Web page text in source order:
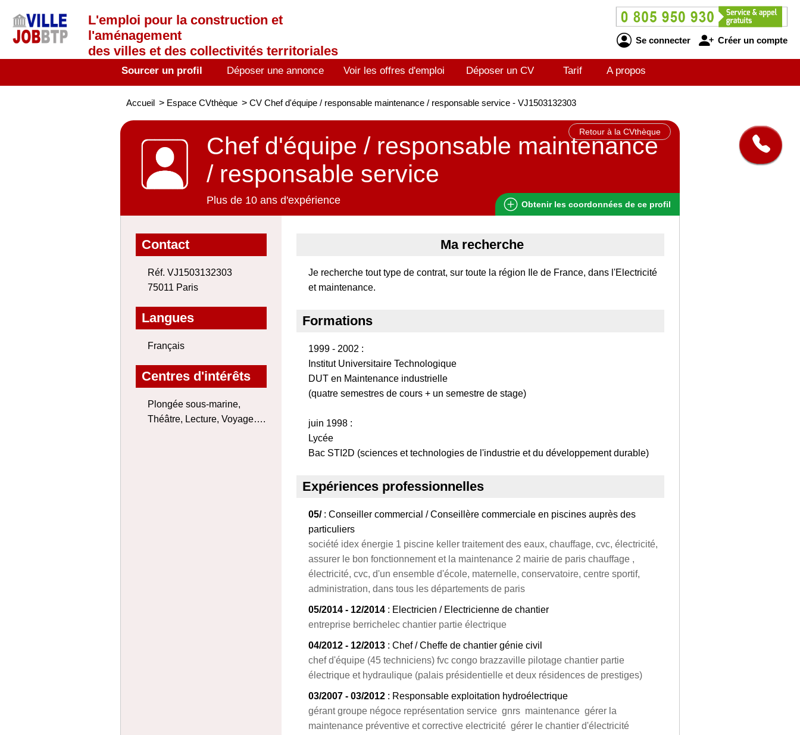
L'emploi pour la construction et
l'aménagement
des villes et des collectivités territoriales
Se connecter Créer un compte
Sourcer un profil Déposer une annonce Voir les offres d'emploi Déposer un CV Tarif A propos
Accueil > Espace CVthèque > CV Chef d'équipe / responsable maintenance / responsable service - VJ1503132303
Retour à la CVthèque
Chef d'équipe / responsable maintenance
/ responsable service
Plus de 10 ans d'expérience Obtenir les coordonnées de ce profil
Contact
Réf. VJ1503132303
75011 Paris
Langues
Français
Centres d'intérêts
Plongée sous-marine,
Théâtre, Lecture, Voyage….
Ma recherche
Je recherche tout type de contrat, sur toute la région Ile de France, dans l'Electricité
et maintenance.
Formations
1999 - 2002 :
Institut Universitaire Technologique
DUT en Maintenance industrielle
(quatre semestres de cours + un semestre de stage)
juin 1998 :
Lycée
Bac STI2D (sciences et technologies de l'industrie et du développement durable)
Expériences professionnelles
05/: Conseiller commercial / Conseillère commerciale en piscines auprès des
particuliers
société idex énergie 1 piscine keller traitement des eaux, chauffage, cvc, électricité,
assurer le bon fonctionnement et la maintenance 2 mairie de paris chauffage ,
électricité, cvc, d'un ensemble d'école, maternelle, conservatoire, centre sportif,
administration, dans tous les départements de paris
05/2014 - 12/2014 : Electricien / Electricienne de chantier
entreprise berrichelec chantier partie électrique
04/2012 - 12/2013 : Chef / Cheffe de chantier génie civil
chef d'équipe (45 techniciens) fvc congo brazzaville pilotage chantier partie
électrique et hydraulique (palais présidentielle et deux résidences de prestiges)
03/2007 - 03/2012 : Responsable exploitation hydroélectrique
gérant groupe négoce représentation service gnrs maintenance gérer la
maintenance préventive et corrective electricité gérer le chantier d'électricité